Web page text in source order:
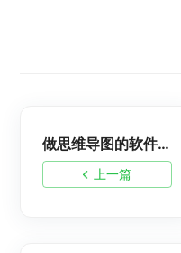
上一篇
做思维导图的软件有哪些好用？2023十大易用脑图工具分享